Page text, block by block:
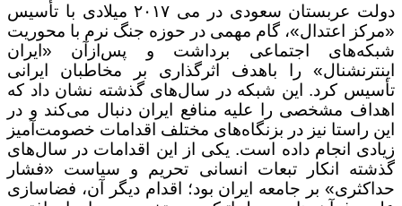
دولت عربستان سعودی در می ۲۰۱۷ میلادی با تأسیس
«مرکز اعتدال»، گام مهمی در حوزه جنگ نرم با محوریت
شبکه‌های اجتماعی برداشت و پس‌ازآن «ایران
اینترنشنال» را باهدف اثرگذاری بر مخاطبان ایرانی
تأسیس کرد. این شبکه در سال‌های گذشته نشان داد که
اهداف مشخصی را علیه منافع ایران دنبال می‌کند و در
این راستا نیز در بزنگاه‌های مختلف اقدامات خصومت‌آمیز
زیادی انجام داده است. یکی از این اقدامات در سال‌های
گذشته انکار تبعات انسانی تحریم و سیاست «فشار
حداکثری» بر جامعه ایران بود؛ اقدام دیگر آن، ‌فضاسازی